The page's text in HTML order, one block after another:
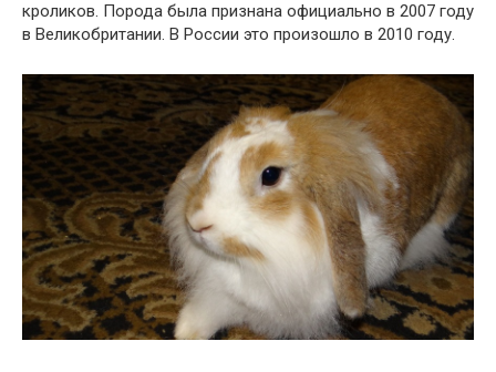
кроликов. Порода была признана официально в 2007 году
в Великобритании. В России это произошло в 2010 году.